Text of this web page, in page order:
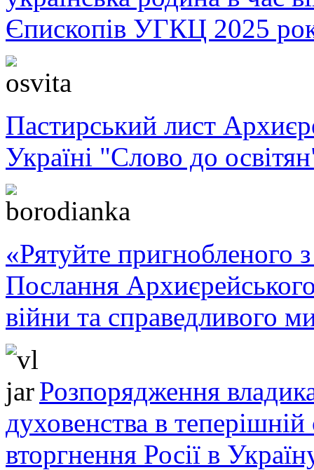
Єпископів УГКЦ 2025
Пастирський лист
Україні "Слово до
«Рятуйте пригнобленого
Послання
війни та справедливого
Розпорядження
духовенства в теперішній
вторгнення Росії в